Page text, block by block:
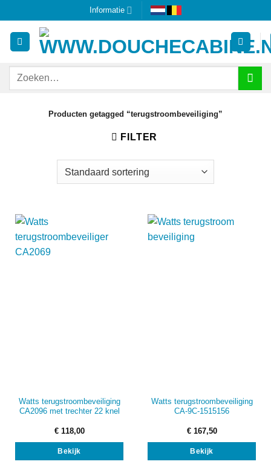
naar
inhoud
Informatie
Zoeken
Producten getagged “terugstroombeveiliging”
FILTER
Watts terugstroombeveiliging
CA2096 met trechter 22 knel
€118,00
Bekijk
Watts terugstroombeveiliging
CA-9C-1515156
€167,50
Bekijk